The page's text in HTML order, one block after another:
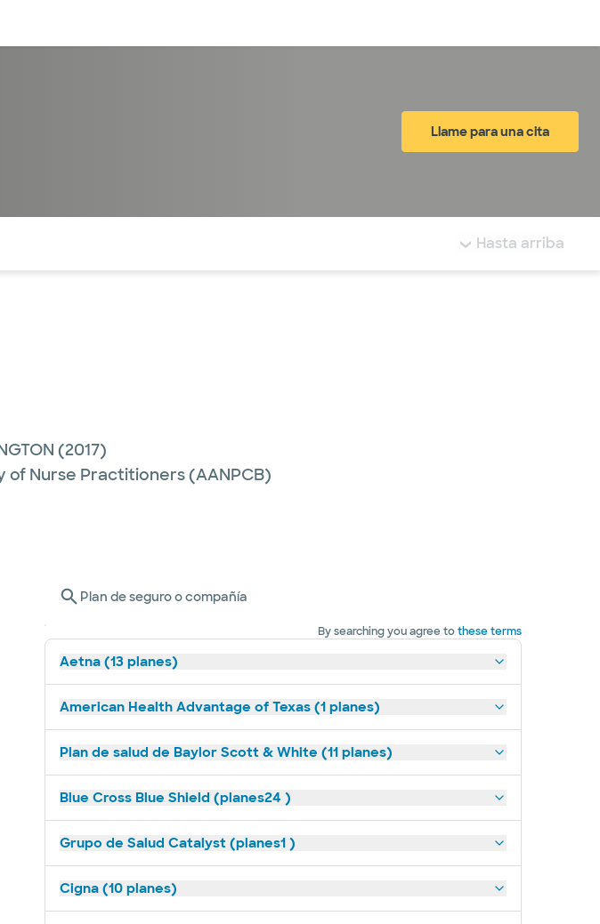
Llame para una cita
Hasta arriba
(2017)
Nurse Practitioners (AANPCB)
Plan de seguro o compañía
By searching you agree tothese terms
Aetna (13 planes)
American Health Advantage of Texas (1 planes)
Plan de salud de Baylor Scott & White (11 planes)
Blue Cross Blue Shield (planes24 )
Grupo de Salud Catalyst (planes1 )
Cigna (10 planes)